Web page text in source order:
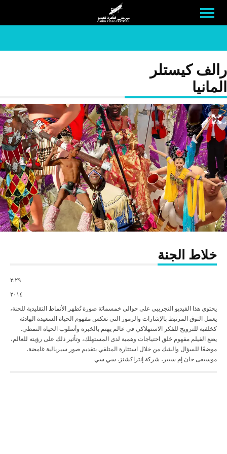
رالف كيستلر
المانيا
خلاط الجنة
٢:٢٩
٢٠١٤
يحتوي هذا الفيديو التجريبي على حوالي خمسمائة صورة تُظهر الأنماط التقليدية للجنة،
يعمل التوق المرتبط بالإشارات والرموز التي تعكس مفهوم الحياة السعيدة الهادئة
كخلفية للترويج للفكر الاستهلاكي في عالم يهتم بالخبرة وأسلوب الحياة النمطي.
يضع الفيلم مفهوم خلق احتياجات وهمية لدى المستهلك، وتأثير ذلك على رؤيته للعالم،
موضعًا للسؤال والشك من خلال استثارة المتلقي بتقديم صور سيريالية غامضة.
موسيقى جان إم سيبر، شركة إنتراكشنز. سي سي